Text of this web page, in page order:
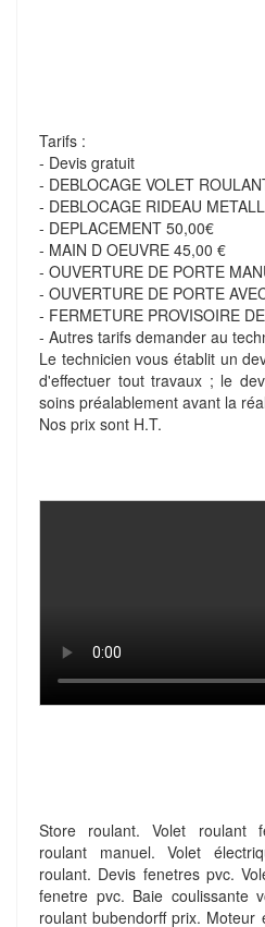
Tarifs :
- Devis gratuit
- DEBLOCAGE VOLET
- DEBLOCAGE RIDEAU
- DEPLACEMENT 50,00€
- MAIN D OEUVRE 45,00 €
- OUVERTURE DE PORTE
- OUVERTURE DE PORTE
- FERMETURE PROVISOIRE
- Autres tarifs demander au
Le technicien vous établit un
d'effectuer tout travaux ; le
soins préalablement avant la
Nos prix sont H.T.
Store roulant. Volet roulant
roulant manuel. Volet
roulant. Devis fenetres pvc.
fenetre pvc. Baie coulissante
roulant bubendorff prix. Moteur